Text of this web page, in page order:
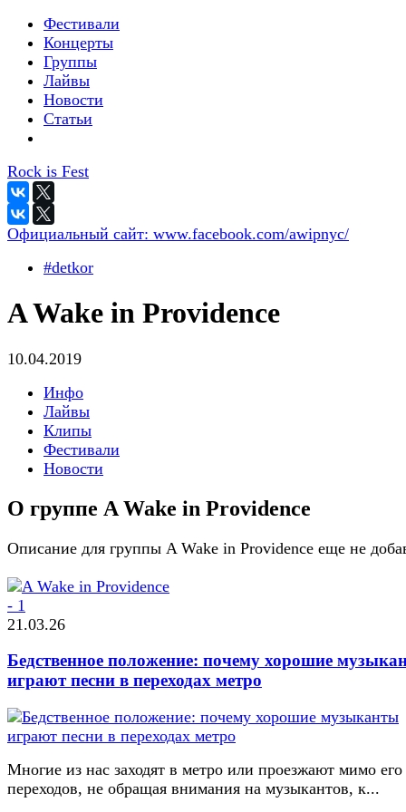
Фестивали
Концерты
Группы
Лайвы
Новости
Статьи
Rock is Fest
Официальный сайт: www.facebook.com/awipnyc/
#detkor
A Wake in Providence
10.04.2019
Инфо
Лайвы
Клипы
Фестивали
Новости
О группе A Wake in Providence
Описание для группы A Wake in Providence еще не
21.03.26
Бедственное положение: почему хорошие
играют песни в переходах метро
Многие из нас заходят в метро или проезжают мимо его
переходов, не обращая внимания на музыкантов, к...